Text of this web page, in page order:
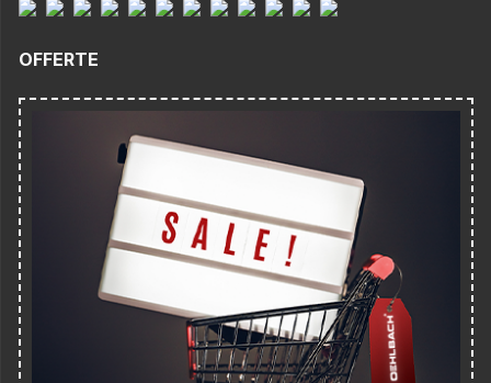
OFFERTE